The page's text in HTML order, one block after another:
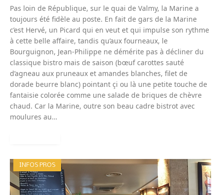
Pas loin de République, sur le quai de Valmy, la Marine a
toujours été fidèle au poste. En fait de gars de la Marine
c’est Hervé, un Picard qui en veut et qui impulse son rythme
à cette belle affaire, tandis qu’aux fourneaux, le
Bourguignon, Jean-Philippe ne démérite pas à décliner du
classique bistro mais de saison (bœuf carottes sauté
d’agneau aux pruneaux et amandes blanches, filet de
dorade beurre blanc) pointant çi ou là une petite touche de
fantaisie colorée comme une salade de briques de chèvre
chaud. Car la Marine, outre son beau cadre bistrot avec
moulures au…
INFOS PROS